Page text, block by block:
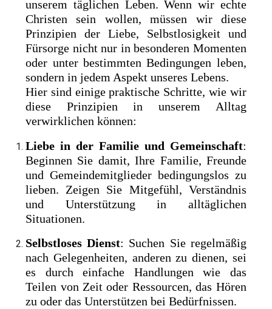
unserem täglichen Leben. Wenn wir echte
Christen sein wollen, müssen wir diese
Prinzipien der Liebe, Selbstlosigkeit und
Fürsorge nicht nur in besonderen Momenten
oder unter bestimmten Bedingungen leben,
sondern in jedem Aspekt unseres Lebens.
Hier sind einige praktische Schritte, wie wir
diese Prinzipien in unserem Alltag
verwirklichen können:
Liebe in der Familie und Gemeinschaft:
Beginnen Sie damit, Ihre Familie, Freunde
und Gemeindemitglieder bedingungslos zu
lieben. Zeigen Sie Mitgefühl, Verständnis
und Unterstützung in alltäglichen
Situationen.
Selbstloses Dienst: Suchen Sie regelmäßig
nach Gelegenheiten, anderen zu dienen, sei
es durch einfache Handlungen wie das
Teilen von Zeit oder Ressourcen, das Hören
zu oder das Unterstützen bei Bedürfnissen.